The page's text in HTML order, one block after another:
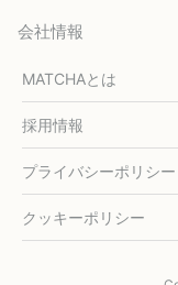
会社情報
MATCHAとは
採用情報
プライバシーポリシー
クッキーポリシー